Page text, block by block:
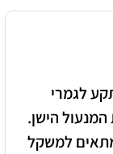
לגמרי
הישן.
למשקל